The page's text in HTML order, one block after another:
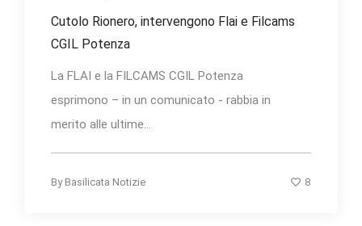
Cutolo Rionero, intervengono Flai e Filcams
CGIL Potenza
La FLAI e la FILCAMS CGIL Potenza
esprimono – in un comunicato - rabbia in
merito alle ultime...
By Basilicata Notizie 8